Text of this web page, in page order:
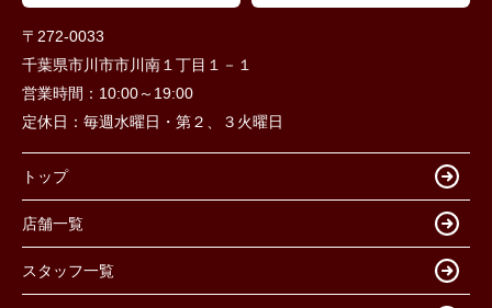
〒272-0033
千葉県市川市市川南１丁目１－１
営業時間： 10:00～19:00
定休日： 毎週水曜日・第２、３火曜日
トップ
店舗一覧
スタッフ一覧